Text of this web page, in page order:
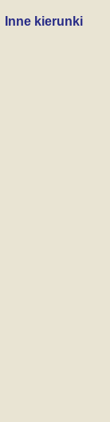
Inne kierunki